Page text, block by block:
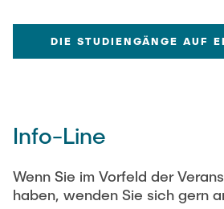
DIE STUDIENGÄNGE AUF
Info-Line
Wenn Sie im Vorfeld der
haben, wenden Sie sich gern